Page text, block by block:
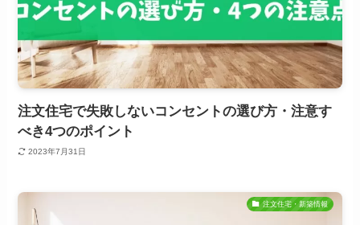
注文住宅で失敗しないコンセントの選び方・注意す
べき4つのポイント
2023年7月31日
注文住宅・新築情報